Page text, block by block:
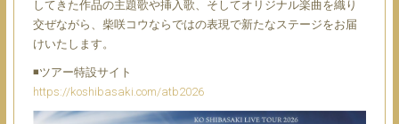
してきた作品の主題歌や挿入歌、そしてオリジナル楽曲を織り
交ぜながら、柴咲コウならではの表現で新たなステージをお届
けいたします。
◾️ツアー特設サイト
https://koshibasaki.com/atb2026